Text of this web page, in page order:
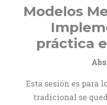
Modelos
práctica
Esta sesión es para
tradicional se